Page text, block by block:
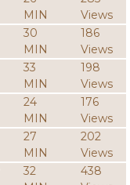
MIN
Views
30
MIN
186
Views
33
MIN
198
Views
24
MIN
176
Views
27
MIN
202
Views
32
438